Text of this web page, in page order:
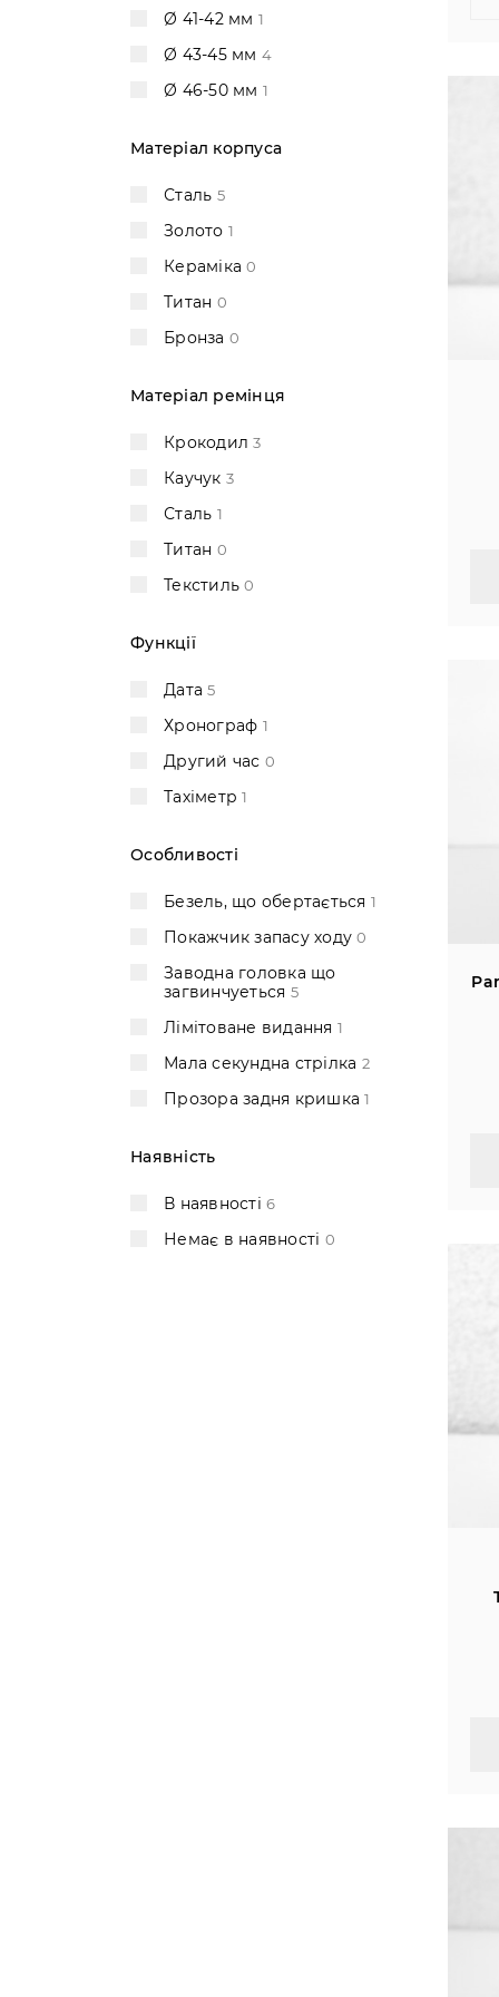
Jaeger-LeCoultre
Jaquet Droz+1
JeanRichard
Longines+2
Montblanc
Omega+31
Panerai
Parmigiani Fleurier
Patek Philippe
Roger Dubuis+1
Rolex+79
Romain Jerome
Tag Heuer
Tudor +4
Ulysse Nardin
Zenith
Ø 41-42 мм 1
Ø 43-45 мм 4
Ø 46-50 мм 1
Матеріал корпуса
Сталь 5
Золото 1
Кераміка0
Титан 0
Бронза 0
Матеріал ремінця
Крокодил3
Каучук 3
Сталь 1
Титан 0
Текстиль0
Функції
Дата5
Хронограф 1
Другий час 0
Тахіметр1
Особливості
Безель, що обертається 1
Покажчик запасу ходу0
Заводна головка що
загвинчуеться 5
Лімітоване видання 1
Мала секундна стрілка 2
Прозора задня кришка1
Наявність
В наявності 6
Немає в наявності 0